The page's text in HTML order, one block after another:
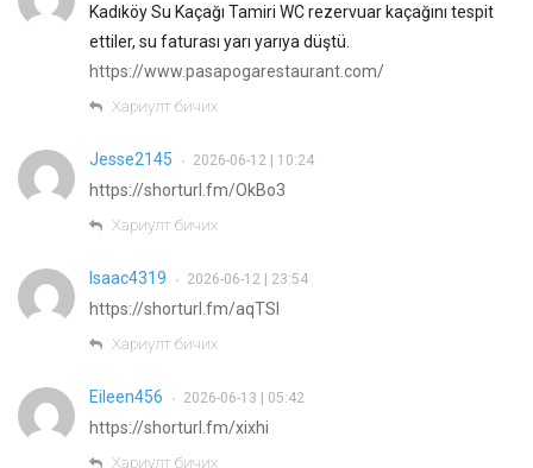
Kadıköy Su Kaçağı Tamiri WC rezervuar kaçağını tespit
ettiler, su faturası yarı yarıya düştü.
https://www.pasapogarestaurant.com/
Хариулт бичих
Jesse2145 • 2026-06-12 | 10:24
https://shorturl.fm/OkBo3
Хариулт бичих
Isaac4319 • 2026-06-12 | 23:54
https://shorturl.fm/aqTSl
Хариулт бичих
Eileen456 • 2026-06-13 | 05:42
https://shorturl.fm/xixhi
Хариулт бичих